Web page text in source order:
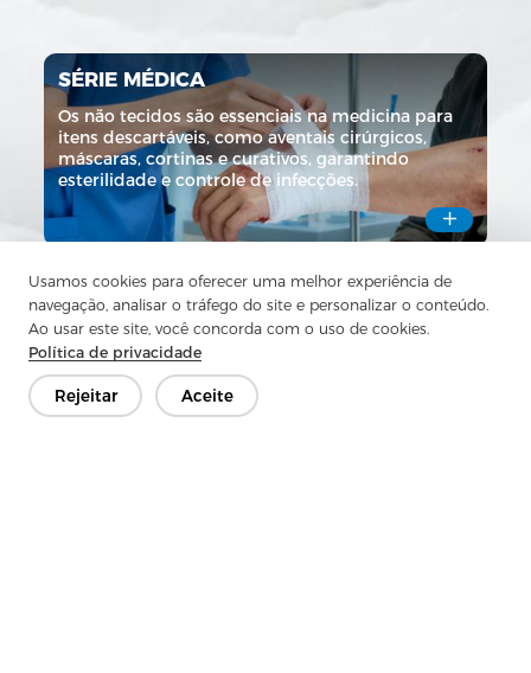
Usamos cookies para oferecer uma melhor experiência de
navegação, analisar o tráfego do site e personalizar o conteúdo.
Ao usar este site, você concorda com o uso de cookies.
Política de privacidade
Rejeitar Aceite
SÉRIE MÉDICA
Os não tecidos são essenciais na medicina para
itens descartáveis, como aventais cirúrgicos,
máscaras, cortinas e curativos, garantindo
esterilidade e controle de infecções.
